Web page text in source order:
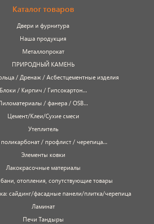
Каталог товаров
Двери и фурнитура
Наша продукция
Металлопрокат
ПРИРОДНЫЙ КАМЕНЬ
/ Дренаж / Асбестцементные изделия
Блоки / Кирпич / Гипсокартон...
/ фанера / OSB...
Цемент/Клеи/Сухие смеси
Утеплитель
поликарбонат / профлист / черепица...
Элементы ковки
Лакокрасочные материалы
отопления, сопутствующие товары
сайдинг/фасадные панели/плитка/черепица
Ламинат
Печи Тандыры